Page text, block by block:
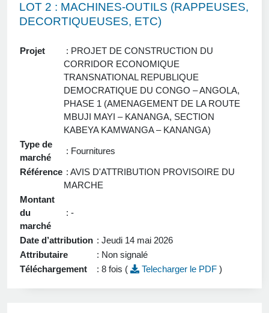
LOT 2 : MACHINES-OUTILS (RAPPEUSES,
DECORTIQUEUSES, ETC)
Projet
: PROJET DE CONSTRUCTION DU
CORRIDOR ECONOMIQUE
TRANSNATIONAL REPUBLIQUE
DEMOCRATIQUE DU CONGO – ANGOLA,
PHASE 1 (AMENAGEMENT DE LA ROUTE
MBUJI MAYI – KANANGA, SECTION
KABEYA KAMWANGA – KANANGA)
Type de
marché
: Fournitures
Référence : AVIS D'ATTRIBUTION PROVISOIRE DU
MARCHE
Montant
du
marché
: -
Date d’attribution : Jeudi 14 mai 2026
Attributaire
: Non signalé
Téléchargement
: 8 fois ( Telecharger le PDF )